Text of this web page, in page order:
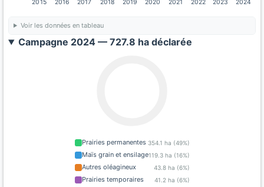
2015 2016 2017 2018 2019 2020 2021 2022 2023 2024
Voir les données en tableau
Campagne 2024 — 727.8 ha déclarée
Prairies permanentes 354.1 ha (49%)
Maïs grain et ensilage119.3 ha (16%)
Autres oléagineux 43.8 ha (6%)
Prairies temporaires 41.2 ha (6%)